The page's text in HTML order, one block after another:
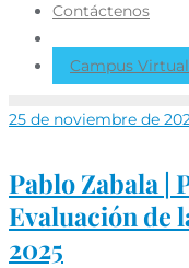
Contáctenos
Campus Virtual
25 de noviembre de
Pablo Zabala |
Evaluación de
2025